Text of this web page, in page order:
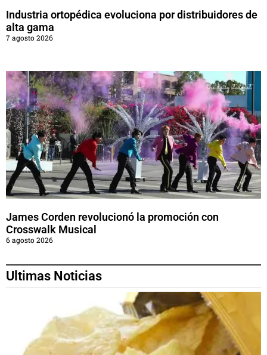
Industria ortopédica evoluciona por distribuidores de
alta gama
7 agosto 2026
James Corden revolucionó la promoción con
Crosswalk Musical
6 agosto 2026
Ultimas Noticias